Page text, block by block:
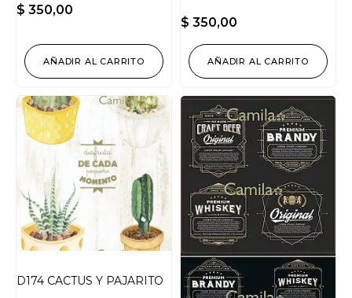
$ 350,00
AÑADIR AL CARRITO
$ 350,00
AÑADIR AL CARRITO
D174 CACTUS Y PAJARITO